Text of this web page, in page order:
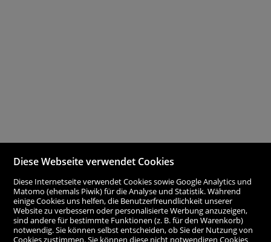
Diese Webseite verwendet Cookies
Diese Internetseite verwendet Cookies sowie Google Analytics und
Matomo (ehemals Piwik) für die Analyse und Statistik. Während
einige Cookies uns helfen, die Benutzerfreundlichkeit unserer
Website zu verbessern oder personalisierte Werbung anzuzeigen,
sind andere für bestimmte Funktionen (z. B. für den Warenkorb)
notwendig. Sie können selbst entscheiden, ob Sie der Nutzung von
Cookies zustimmen. Sie können diese nicht notwendigen Cookies